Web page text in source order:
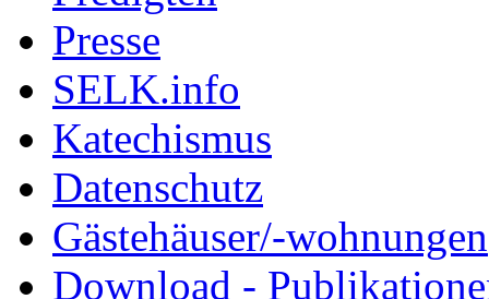
Presse
SELK.info
Katechismus
Datenschutz
Gästehäuser/-wohnungen
Download -